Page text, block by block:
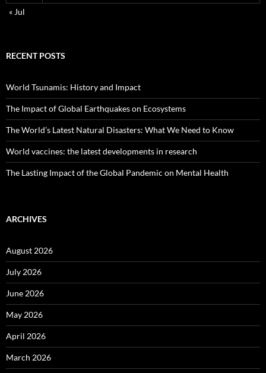
« Jul
RECENT POSTS
World Tsunamis: History and Impact
The Impact of Global Earthquakes on Ecosystems
The World’s Latest Natural Disasters: What We Need to Know
World vaccines: the latest developments in research
The Lasting Impact of the Global Pandemic on Mental Health
ARCHIVES
August 2026
July 2026
June 2026
May 2026
April 2026
March 2026